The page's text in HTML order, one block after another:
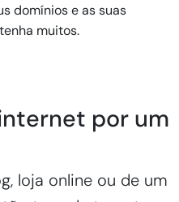
domínios e as suas
muitos.
por um
loja online ou de um